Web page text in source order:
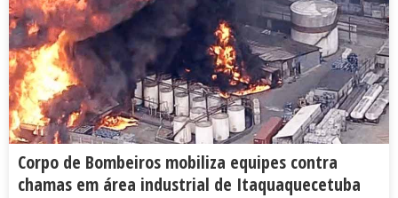
Corpo de Bombeiros mobiliza equipes contra
chamas em área industrial de Itaquaquecetuba